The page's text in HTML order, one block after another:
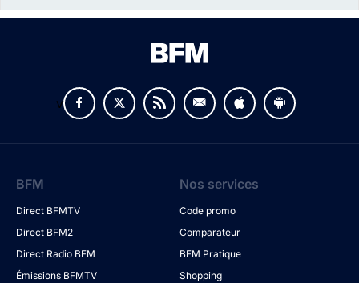
v
BFM
Direct BFMTV
Direct BFM2
Direct Radio BFM
Émissions BFMTV
Nos services
Code promo
Comparateur
BFM Pratique
Shopping